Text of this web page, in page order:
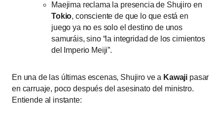
Maejima reclama la presencia de Shujiro en
Tokio, consciente de que lo que está en
juego ya no es solo el destino de unos
samuráis, sino “la integridad de los cimientos
del Imperio Meiji”.
En una de las últimas escenas, Shujiro ve a Kawaji pasar
en carruaje, poco después del asesinato del ministro.
Entiende al instante: